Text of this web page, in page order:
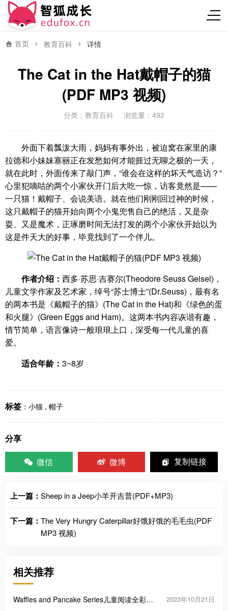
首页 教育百科 详情
The Cat in the Hat戴帽子的猫
(PDF MP3 视频)
分类： 教育百科 浏览量：492
外面下着瓢泼大雨，妈妈有事外出，被迫窝在家里的康
拉德和小妹妹塞丽正在发愁如何才能捱过无聊之极的一天，
就在此时，外面传来了敲门声，“谁会在这样的坏天气造访？”
心里犯嘀咕的两个小家伙开门后大吃一惊，访客竟然是——
一只猫！戴帽子、会说美语。就在他们刚刚回过神的时候，
这只戴帽子的猫开始向两个小鬼兜售自己的绝活，又是杂
耍、又是魔术，正琢磨时间无法打发的两个小家伙开始以为
这是件天大的好事，毕竟找到了一个伴儿。
作者介绍： 西多·苏思·吉赛尔(Theodore Seuss Geisel)，
儿童文学作家及艺术家，绰号“苏士博士”(Dr.Seuss)，最有名
的两本书是《戴帽子的猫》(The Cat in the Hat)和《绿色的蛋
和火腿》(Green Eggs and Ham)。这两本书内容诙谐有趣，
情节简单，语言像诗一般琅琅上口，深受每一代儿童的喜
爱。
适合年龄： 3~8岁
标签 ： 小猫 , 帽子
分享
微信
微博 复制链接
上一篇： Sheep in a Jeep小羊开吉普(PDF+MP3)
下一篇： The Very Hungry Caterpillar好饿好饿的毛毛虫(PDF
MP3 视频)
相关推荐
Waffles and Pancake Series儿童阅读全彩英
2023年10月21日